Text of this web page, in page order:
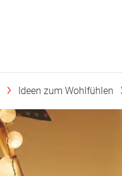
Ideen zum Wohlfühlen